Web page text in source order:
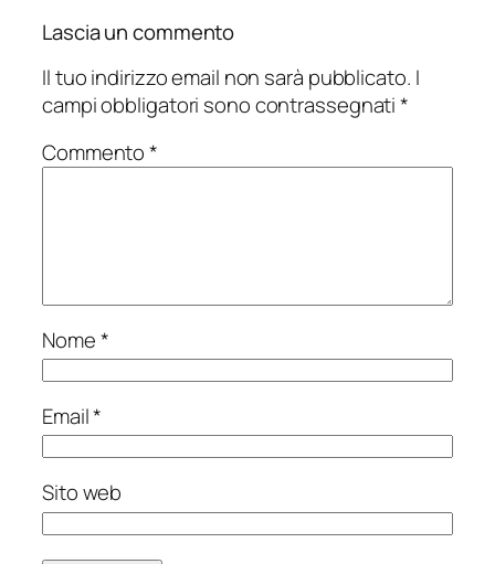
Lascia un commento
Il tuo indirizzo email non sarà pubblicato. I
campi obbligatori sono contrassegnati*
Commento*
Nome*
Email*
Sito web